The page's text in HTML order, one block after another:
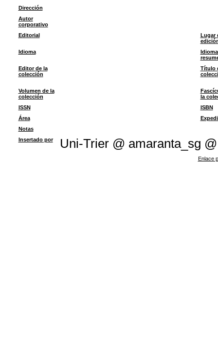
Dirección
Autor
corporativo
Editorial
Lugar
Idioma
Editor de la
colección
Título
Volumen de la
colección
la
ISSN
ISBN
Área
Notas
Insertado por
Uni-Trier @ amaranta_sg @
Enlace